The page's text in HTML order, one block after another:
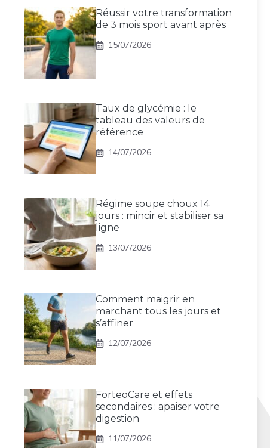
Réussir votre transformation
de 3 mois sport avant après
15/07/2026
Taux de glycémie : le
tableau des valeurs de
référence
14/07/2026
Régime soupe choux 14
jours : mincir et stabiliser sa
ligne
13/07/2026
Comment maigrir en
marchant tous les jours et
s’affiner
12/07/2026
ForteoCare et effets
secondaires : apaiser votre
digestion
11/07/2026